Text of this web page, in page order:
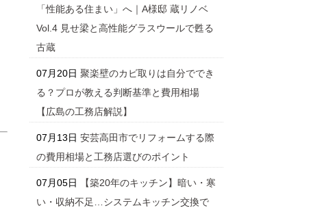
「性能ある住まい」へ｜A様邸 蔵リノベ
Vol.4 見せ梁と高性能グラスウールで甦る
古蔵
07月20日 聚楽壁のカビ取りは自分ででき
る？プロが教える判断基準と費用相場
【広島の工務店解説】
07月13日 安芸高田市でリフォームする際
の費用相場と工務店選びのポイント
07月05日
【築20年のキッチン】暗い・寒
い・収納不足…システムキッチン交換で